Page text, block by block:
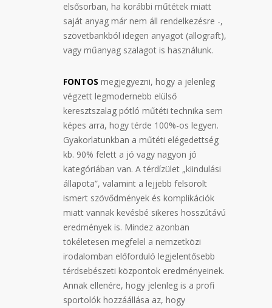
elsősorban, ha korábbi műtétek miatt
saját anyag már nem áll rendelkezésre -,
szövetbankból idegen anyagot (allograft),
vagy műanyag szalagot is használunk.
FONTOS megjegyezni, hogy a jelenleg
végzett legmodernebb elülső
keresztszalag pótló műtéti technika sem
képes arra, hogy térde 100%-os legyen.
Gyakorlatunkban a műtéti elégedettség
kb. 90% felett a jó vagy nagyon jó
kategóriában van. A térdízület „kiindulási
állapota”, valamint a lejjebb felsorolt
ismert szövődmények és komplikációk
miatt vannak kevésbé sikeres hosszútávú
eredmények is. Mindez azonban
tökéletesen megfelel a nemzetközi
irodalomban előforduló legjelentősebb
térdsebészeti központok eredményeinek.
Annak ellenére, hogy jelenleg is a profi
sportolók hozzáállása az, hogy